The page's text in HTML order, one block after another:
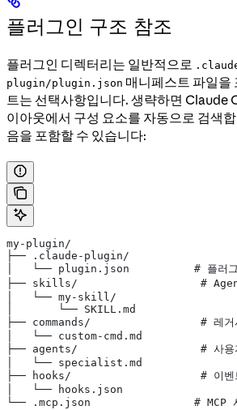
플러그인 구조 참조
플러그인 디렉터리는 일반적으로
plugin/plugin.json 매니페스트 파일을
트는 선택사항입니다. 생략하면 Claude
이아웃에서 구성 요소를 자동으로 검색
음을 포함할 수 있습니다:
my-plugin/
├── .claude-plugin/
│   └── plugin.json          # 플러그인
├── skills/                   # Agent
│   └── my-skill/
│       └── SKILL.md
├── commands/                 # 레거
│   └── custom-cmd.md
├── agents/                   # 사용자
│   └── specialist.md
├── hooks/                    # 이벤트
│   └── hooks.json
└── .mcp.json                # MCP 서